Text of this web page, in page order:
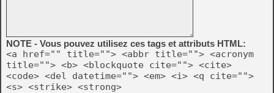
NOTE - Vous pouvez utilisez ces tags et attributs HTML:
<a href="" title=""> <abbr title=""> <acronym
title=""> <b> <blockquote cite=""> <cite>
<code> <del datetime=""> <em> <i> <q cite="">
<s> <strike> <strong>